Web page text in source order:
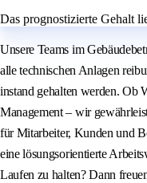
Das prognostizierte Gehalt
Unsere Teams im
alle technischen Anlagen
instand gehalten werden. Ob
Management – wir
für Mitarbeiter, Kunden und
eine lösungsorientierte
Laufen zu halten? Dann